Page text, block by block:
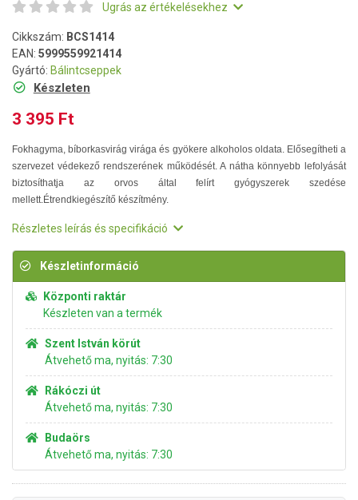
Ugrás az értékelésekhez
Cikkszám: BCS1414
EAN: 5999559921414
Gyártó: Bálintcseppek
Készleten
3 395 Ft
Fokhagyma, bíborkasvirág virága és gyökere alkoholos oldata. Elősegítheti a
szervezet védekező rendszerének működését. A nátha könnyebb lefolyását
biztosíthatja az orvos által felírt gyógyszerek szedése
mellett.Étrendkiegészítő készítmény.
Részletes leírás és specifikáció
Készletinformáció
Központi raktár
Készleten van a termék
Szent István körút
Átvehető ma, nyitás: 7:30
Rákóczi út
Átvehető ma, nyitás: 7:30
Budaörs
Átvehető ma, nyitás: 7:30